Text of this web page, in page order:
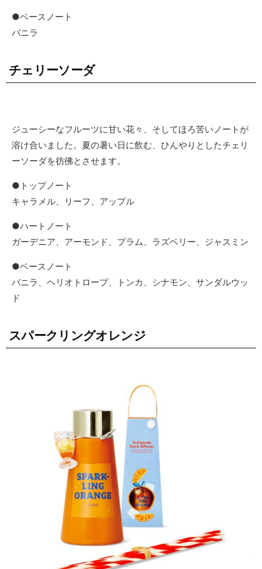
●ベースノート
バニラ
チェリーソーダ
ジューシーなフルーツに甘い花々、そしてほろ苦いノートが
溶け合いました。夏の暑い日に飲む、ひんやりとしたチェリ
ーソーダを彷彿とさせます。
●トップノート
キャラメル、リーフ、アップル
●ハートノート
ガーデニア、アーモンド、プラム、ラズベリー、ジャスミン
●ベースノート
バニラ、ヘリオトロープ、トンカ、シナモン、サンダルウッ
ド
スパークリングオレンジ